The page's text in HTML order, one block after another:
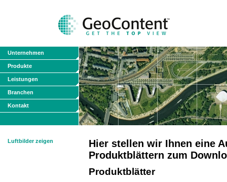
Unternehmen
Produkte
Leistungen
Branchen
Kontakt
Luftbilder zeigen
Hier stellen wir Ihnen eine
Produktblättern zum
Produktblätter